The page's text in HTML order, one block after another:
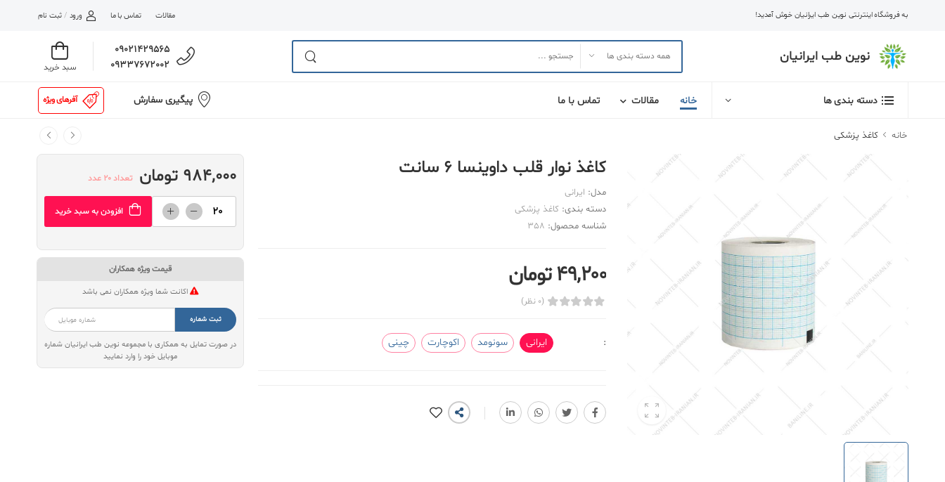
به فروشگاه اینترنتی نوین طب ایرانیان خوش آمدید! مقالات تماس با ما ورود / ثبت نام
نوین طب ایرانیان
09021429565
09337672002
سبد خرید
دسته بندی ها خانه مقالات تماس با ما پیگیری سفارش آفرهای ویژه
خانه کاغذ پزشکی
کاغذ نوار قلب داوینسا 6 سانت
مدل: ایرانی
دسته بندی: کاغذ پزشکی
شناسه محصول: 358
49,200 تومان
(0 نظر)
: ایرانی سونومد اکوچارت چینی
984,000 تومان تعداد 20 عدد
افزودن به سبد خرید
قیمت ویژه همکاران
اکانت شما ویژه همکاران نمی باشد
ثبت شماره
در صورت تمایل به همکاری با مجموعه نوین طب ایرانیان شماره
موبایل خود را وارد نمایید